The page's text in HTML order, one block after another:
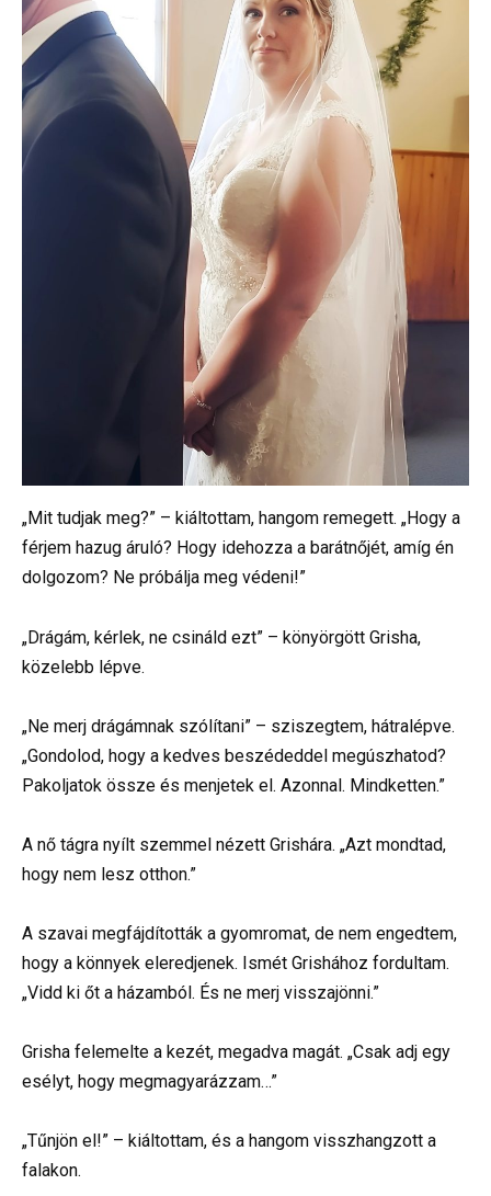
„Mit tudjak meg?” – kiáltottam, hangom remegett. „Hogy a
férjem hazug áruló? Hogy idehozza a barátnőjét, amíg én
dolgozom? Ne próbálja meg védeni!”
„Drágám, kérlek, ne csináld ezt” – könyörgött Grisha,
közelebb lépve.
„Ne merj drágámnak szólítani” – sziszegtem, hátralépve.
„Gondolod, hogy a kedves beszédeddel megúszhatod?
Pakoljatok össze és menjetek el. Azonnal. Mindketten.”
A nő tágra nyílt szemmel nézett Grishára. „Azt mondtad,
hogy nem lesz otthon.”
A szavai megfájdították a gyomromat, de nem engedtem,
hogy a könnyek eleredjenek. Ismét Grishához fordultam.
„Vidd ki őt a házamból. És ne merj visszajönni.”
Grisha felemelte a kezét, megadva magát. „Csak adj egy
esélyt, hogy megmagyarázzam…”
„Tűnjön el!” – kiáltottam, és a hangom visszhangzott a
falakon.